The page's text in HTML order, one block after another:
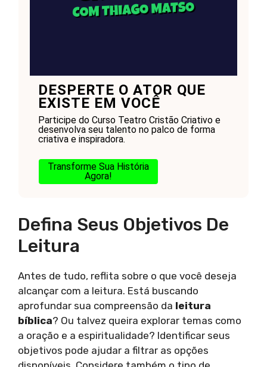
DESPERTE O ATOR QUE
EXISTE EM VOCÊ
Participe do Curso Teatro Cristão Criativo e
desenvolva seu talento no palco de forma
criativa e inspiradora.
Transforme Sua História
Agora!
Defina Seus Objetivos De
Leitura
Antes de tudo, reflita sobre o que você deseja
alcançar com a leitura. Está buscando
aprofundar sua compreensão da leitura
bíblica? Ou talvez queira explorar temas como
a oração e a espiritualidade? Identificar seus
objetivos pode ajudar a filtrar as opções